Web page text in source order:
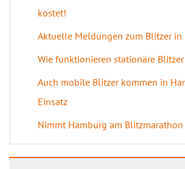
kostet!
Aktuelle Meldungen zum Blitzer in
Wie funktionieren stationäre
Auch mobile Blitzer kommen in
Einsatz
Nimmt Hamburg am